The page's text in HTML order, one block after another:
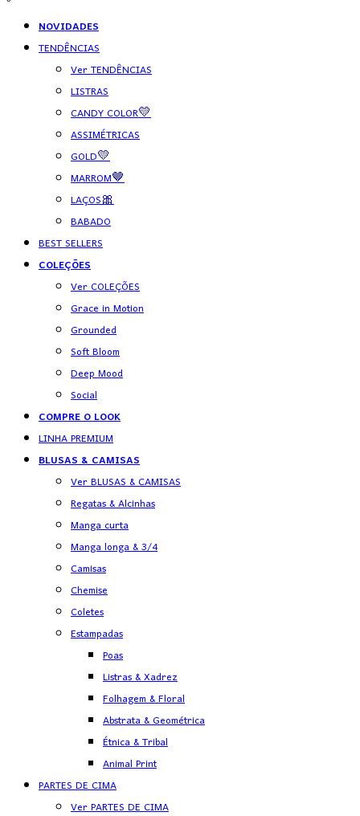
NOVIDADES
TENDÊNCIAS
Ver TENDÊNCIAS
LISTRAS
CANDY COLOR💛
ASSIMÉTRICAS
GOLD💛
MARROM🤎
LAÇOS🎀
BABADO
BEST SELLERS
COLEÇÕES
Ver COLEÇÕES
Grace in Motion
Grounded
Soft Bloom
Deep Mood
Social
COMPRE O LOOK
LINHA PREMIUM
BLUSAS & CAMISAS
Ver BLUSAS & CAMISAS
Regatas & Alcinhas
Manga curta
Manga longa & 3/4
Camisas
Chemise
Coletes
Estampadas
Poas
Listras & Xadrez
Folhagem & Floral
Abstrata & Geométrica
Étnica & Tribal
Animal Print
PARTES DE CIMA
Ver PARTES DE CIMA